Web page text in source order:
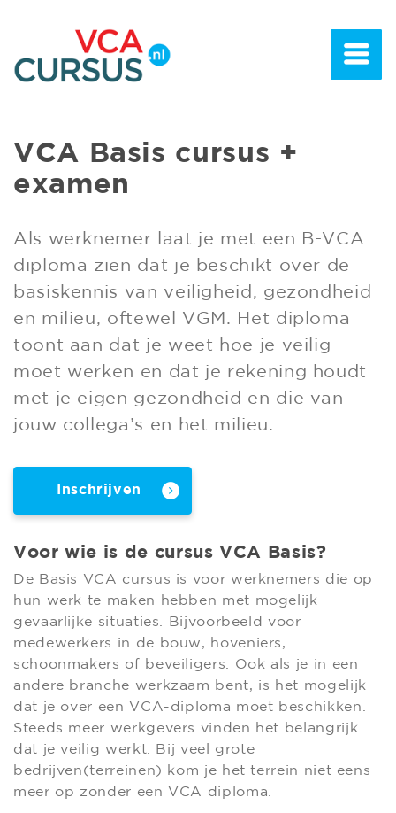
VCA Basis cursus +
examen
Als werknemer laat je met een B-VCA
diploma zien dat je beschikt over de
basiskennis van veiligheid, gezondheid
en milieu, oftewel VGM. Het diploma
toont aan dat je weet hoe je veilig
moet werken en dat je rekening houdt
met je eigen gezondheid en die van
jouw collega’s en het milieu.
Inschrijven
Voor wie is de cursus VCA Basis?
De Basis VCA cursus is voor werknemers die op
hun werk te maken hebben met mogelijk
gevaarlijke situaties. Bijvoorbeeld voor
medewerkers in de bouw, hoveniers,
schoonmakers of beveiligers. Ook als je in een
andere branche werkzaam bent, is het mogelijk
dat je over een VCA-diploma moet beschikken.
Steeds meer werkgevers vinden het belangrijk
dat je veilig werkt. Bij veel grote
bedrijven(terreinen) kom je het terrein niet eens
meer op zonder een VCA diploma.